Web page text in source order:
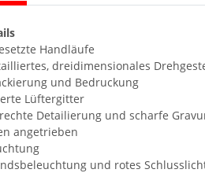
Handläufe
dreidimensionales
und Bedruckung
Lüftergitter
Detailierung und scharfe
angetrieben
und rotes